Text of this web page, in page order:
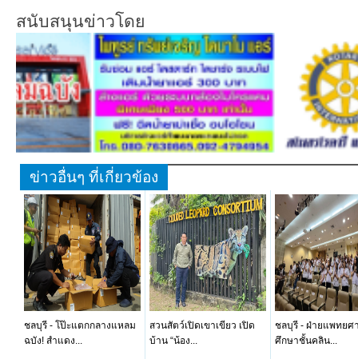
สนับสนุนข่าวโดย
ข่าวอื่นๆ ที่เกี่ยวข้อง
ชลบุรี - โป๊ะแตกกลางแหลม
ฉบัง! สำแดง...
สวนสัตว์เปิดเขาเขียว เปิด
บ้าน “น้อง...
ชลบุรี - ฝ่ายแพทยศ
ศึกษาชั้นคลิน...